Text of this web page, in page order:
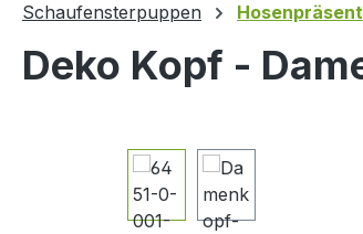
Schaufensterpuppen
Deko Kopf -
Bildergalerie überspringen